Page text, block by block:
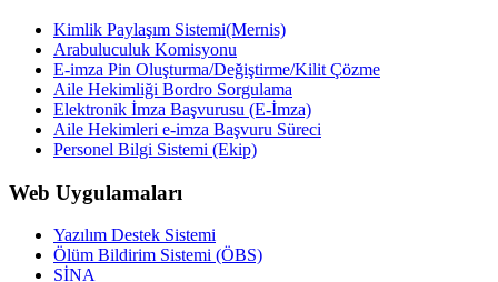
Kimlik Paylaşım Sistemi(Mernis)
Arabuluculuk Komisyonu
E-imza Pin Oluşturma/Değiştirme/Kilit Çözme
Aile Hekimliği Bordro Sorgulama
Elektronik İmza Başvurusu (E-İmza)
Aile Hekimleri e-imza Başvuru Süreci
Personel Bilgi Sistemi (Ekip)
Web Uygulamaları
Yazılım Destek Sistemi
Ölüm Bildirim Sistemi (ÖBS)
SİNA